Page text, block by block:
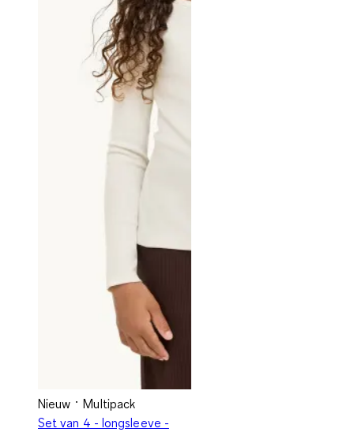
Nieuw
Multipack
Set van 4 - longsleeve -